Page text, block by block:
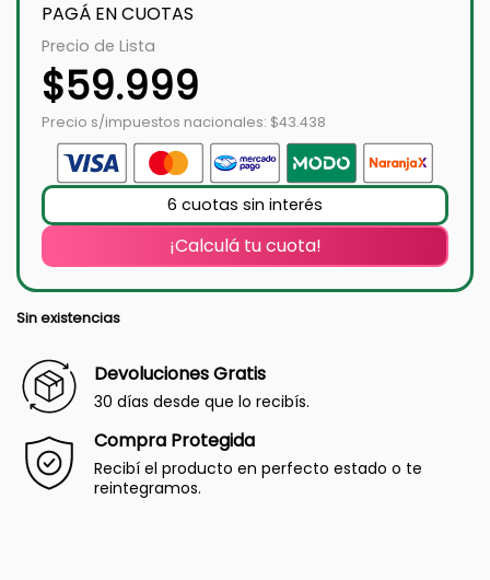
PAGÁ EN CUOTAS
Precio de Lista
$59.999
Precio s/impuestos nacionales: $43.438
6 cuotas sin interés
¡Calculá tu cuota!
Sin existencias
Devoluciones Gratis
30 días desde que lo recibís.
Compra Protegida
Recibí el producto en perfecto estado o te
reintegramos.